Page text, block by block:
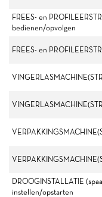
FREES- en
bedienen/opvolgen
FREES- en
DROOGINSTALLATIE
instellen/opstarten